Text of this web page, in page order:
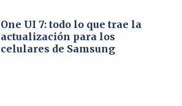
One UI 7: todo lo que trae la
actualización para los
celulares de Samsung